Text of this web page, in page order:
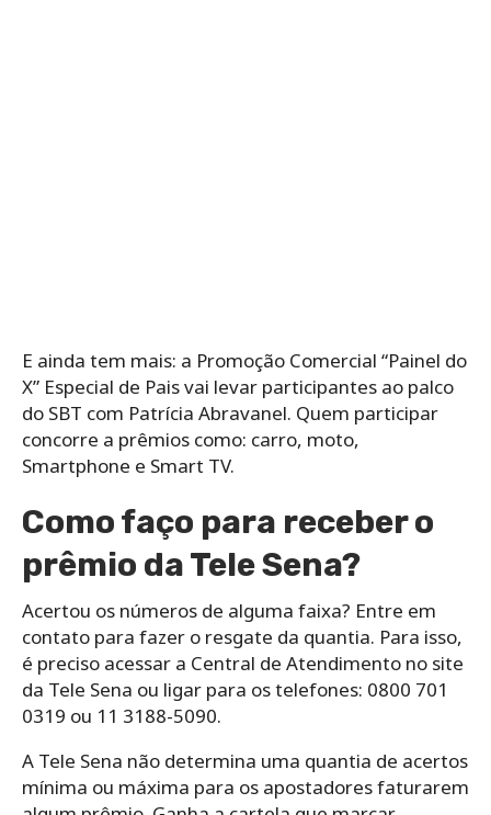
E ainda tem mais: a Promoção Comercial “Painel do
X” Especial de Pais vai levar participantes ao palco
do SBT com Patrícia Abravanel. Quem participar
concorre a prêmios como: carro, moto,
Smartphone e Smart TV.
Como faço para receber o
prêmio da Tele Sena?
Acertou os números de alguma faixa? Entre em
contato para fazer o resgate da quantia. Para isso,
é preciso acessar a Central de Atendimento no site
da Tele Sena ou ligar para os telefones: 0800 701
0319 ou 11 3188-5090.
A Tele Sena não determina uma quantia de acertos
mínima ou máxima para os apostadores faturarem